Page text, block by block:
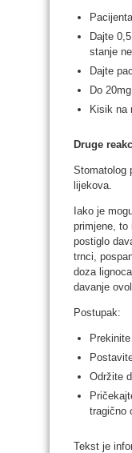
Dajte
stanje
Dajte
Do
Kisik na
Druge
Stomatolog
lijekova.
Iako je
primjene, to
postiglo
trnci,
doza
davanje
Postupak:
Održite
tragično
Tekst je